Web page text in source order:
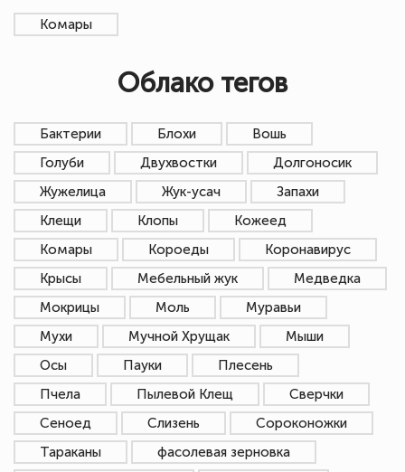
Комары
Облако тегов
Бактерии Блохи
Вошь
Голуби
Двухвостки
Долгоносик
Жужелица
Жук-усач
Запахи
Клещи
Клопы
Кожеед
Комары
Короеды
Коронавирус
Крысы
Мебельный жук
Медведка
Мокрицы
Моль
Муравьи
Мухи
Мучной Хрущак
Мыши
Осы
Пауки
Плесень
Пчела
Пылевой Клещ
Сверчки
Сеноед
Слизень
Сороконожки
Тараканы
фасолевая зерновка